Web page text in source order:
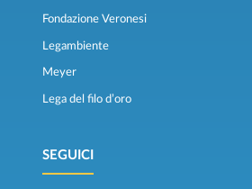
Fondazione Veronesi
Legambiente
Meyer
Lega del filo d’oro
SEGUICI